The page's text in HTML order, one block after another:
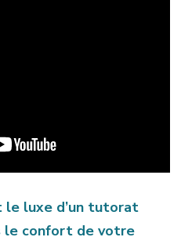
le luxe d’un tutorat
le confort de votre